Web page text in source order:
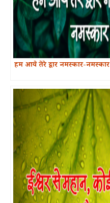
हम आये तेरे द्वार नमस्कार-नमस्कार